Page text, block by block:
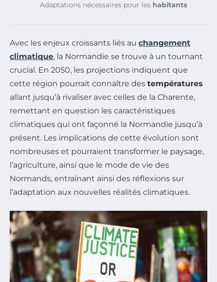
Adaptations nécessaires pour les habitants
Avec les enjeux croissants liés au changement
climatique, la Normandie se trouve à un tournant
crucial. En 2050, les projections indiquent que
cette région pourrait connaître des températures
allant jusqu’à rivaliser avec celles de la Charente,
remettant en question les caractéristiques
climatiques qui ont façonné la Normandie jusqu’à
présent. Les implications de cette évolution sont
nombreuses et pourraient transformer le paysage,
l’agriculture, ainsi que le mode de vie des
Normands, entraînant ainsi des réflexions sur
l’adaptation aux nouvelles réalités climatiques.